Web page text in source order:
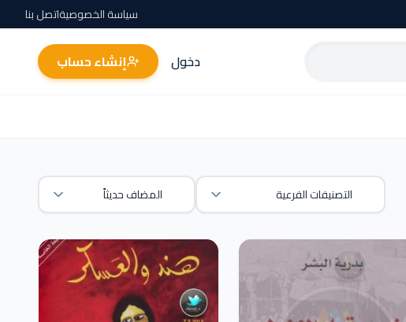
سياسة الخصوصيةاتصل بنا
دخول إنشاء حساب